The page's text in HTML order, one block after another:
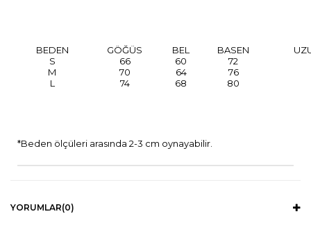
BEDEN GÖĞÜS BEL BASEN
S
66 60
72
M
70 64
76
L
74 68 80
*Beden ölçüleri arasında 2-3 cm oynayabilir.
YORUMLAR(0)